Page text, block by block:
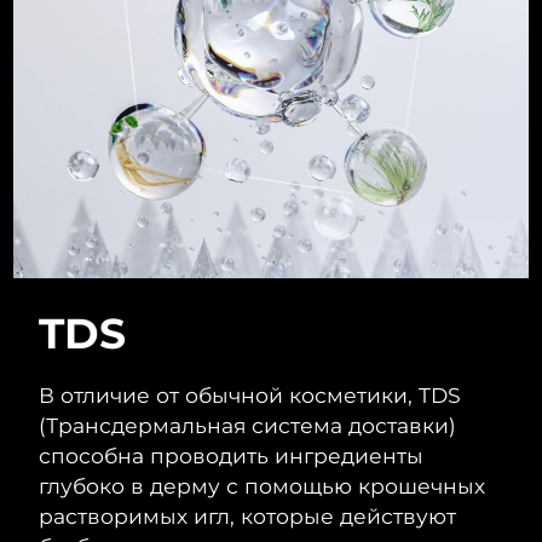
TDS
В отличие от обычной косметики, TDS
(Трансдермальная система доставки)
способна проводить ингредиенты
глубоко в дерму с помощью крошечных
растворимых игл, которые действуют
8/13/26
Нидерланды
Ожидаемая дата доставки
Новая Зеландия
Ожидаемая дата доставки
Норвегия
Ожидаемая дата доставки
8/12/26
Оман
Ожидаемая дата доставки
Польша
Ожидаемая дата доставки
8/13/26
Португалия
Ожидаемая дата доставки
8/12/26